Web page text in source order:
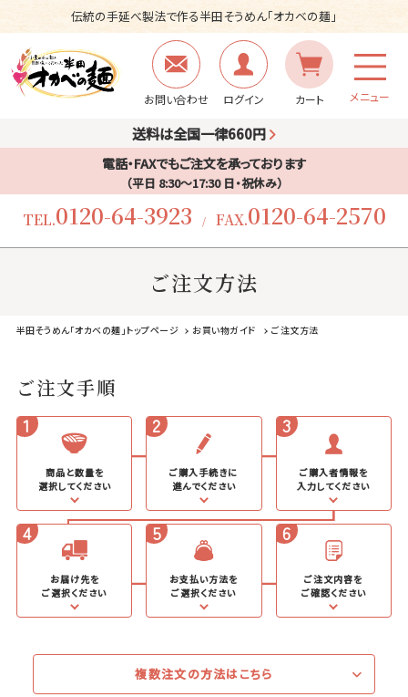
伝統の手延べ製法で作る半田そうめん「オカベの麺」
お問い合わせ ログイン カート メニュー
送料は全国一律660円
電話・FAXでもご注文を承っております
（平日 8:30〜17:30 日・祝休み）
TEL.0120-64-3923 / FAX.0120-64-2570
半田そうめん「オカベの麺」トップページ お買い物ガイド ご注文方法
ご注文方法
ご注文手順
1
商品と数量を
選択してください
2
ご購入手続きに
進んでください
3
ご購入者情報を
入力してください
4
お届け先を
ご選択ください
5
お支払い方法を
ご選択ください
6
ご注文内容を
ご確認ください
複数注文の方法はこちら